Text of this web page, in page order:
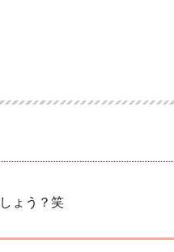
ょう？笑